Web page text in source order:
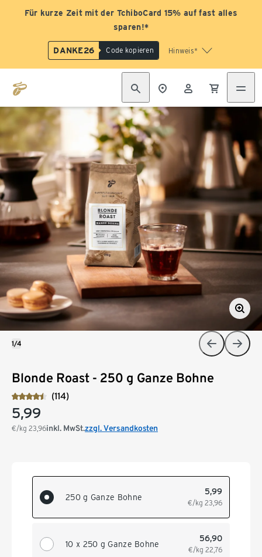
Für kurze Zeit mit der TchiboCard 15% auf fast alles
sparen!*
DANKE26 Code kopieren Hinweis*
Blonde Roast - 250 g Ganze Bohne
(114)
5,99
€/kg 23,96inkl. MwSt.zzgl. Versandkosten
250 g Ganze Bohne
5,99
€/kg 23,96
10 x 250 g Ganze Bohne
56,90
€/kg 22,76
1/4